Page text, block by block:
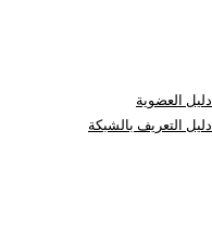
دليل العضوية
دليل التعريف بالشبكة